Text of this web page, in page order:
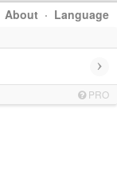
About · Language
›
PRO